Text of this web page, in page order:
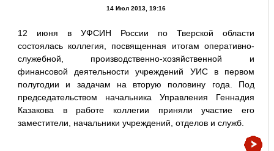
14 Июл 2013, 19:16
12 июня в УФСИН России по Тверской области
состоялась коллегия, посвященная итогам оперативно-
служебной, производственно-хозяйственной и
финансовой деятельности учреждений УИС в первом
полугодии и задачам на вторую половину года. Под
председательством начальника Управления Геннадия
Казакова в работе коллегии приняли участие его
заместители, начальники учреждений, отделов и служб.